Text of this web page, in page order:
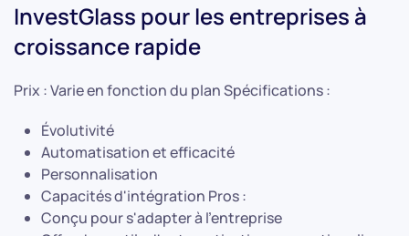
InvestGlass pour les entreprises à
croissance rapide
Prix : Varie en fonction du plan Spécifications :
Évolutivité
Automatisation et efficacité
Personnalisation
Capacités d'intégration Pros :
Conçu pour s'adapter à l'entreprise